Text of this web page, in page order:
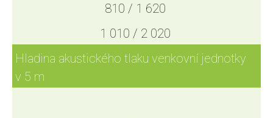
810 / 1 620
1 010 / 2 020
Hladina akustického tlaku venkovní jednotky
v 5 m